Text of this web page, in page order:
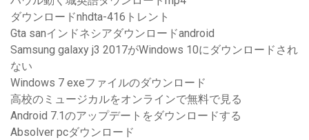
ダウンロードnhdta-416トレント
Gta sanインドネシアダウンロードandroid
Samsung galaxy j3 2017がWindows 10にダウンロードされ
ない
Windows 7 exeファイルのダウンロード
高校のミュージカルをオンラインで無料で見る
Android 7.1のアップデートをダウンロードする
Absolver pcダウンロード